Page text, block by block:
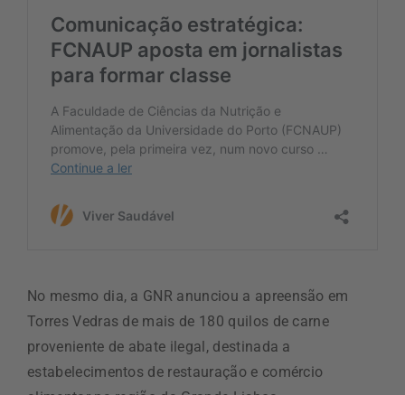
No mesmo dia, a GNR anunciou a apreensão em
Torres Vedras de mais de 180 quilos de carne
proveniente de abate ilegal, destinada a
estabelecimentos de restauração e comércio